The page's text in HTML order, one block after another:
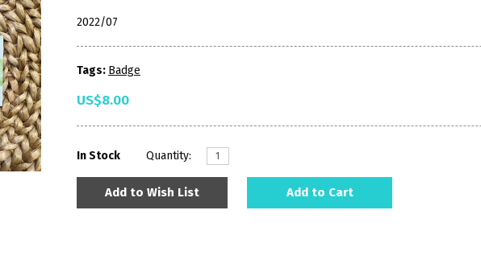
2022/07
Tags: Badge
US$8.00
In Stock Quantity:
Add to Wish List Add to Cart